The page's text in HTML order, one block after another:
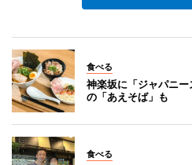
食べる
神楽坂に「ジャパニ
の「あえそば」も
食べる